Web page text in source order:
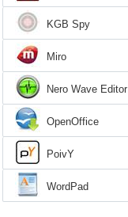
KGB Spy
Miro
Nero Wave Editor
OpenOffice
PoivY
WordPad